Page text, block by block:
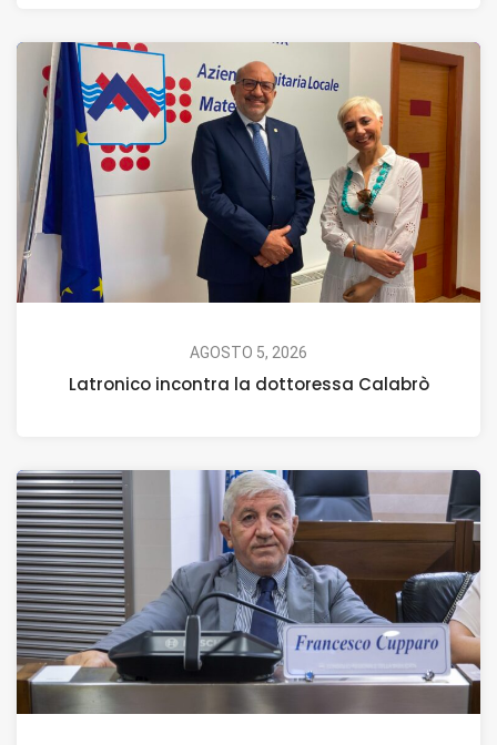
AGOSTO 5, 2026
Latronico incontra la dottoressa Calabrò